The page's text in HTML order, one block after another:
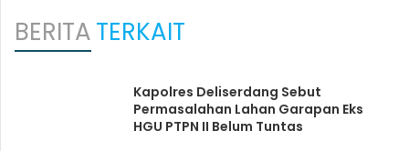
BERITATERKAIT
Kapolres Deliserdang Sebut
Permasalahan Lahan Garapan Eks
HGU PTPN II Belum Tuntas